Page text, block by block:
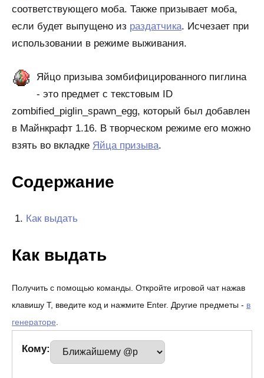
соответствующего моба. Также призывает моба,
если будет выпущено из раздатчика. Исчезает при
использовании в режиме выживания.
Яйцо призыва зомбифицированного пиглина
- это предмет с текстовым ID
zombified_piglin_spawn_egg, который был добавлен
в Майнкрафт 1.16. В творческом режиме его можно
взять во вкладке Яйца призыва.
Содержание
Как выдать
Как выдать
Получить с помощью команды. Откройте игровой чат нажав
клавишу T, введите код и нажмите Enter. Другие предметы - в
генераторе.
Кому: